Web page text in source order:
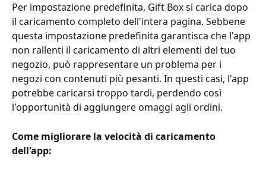
Per impostazione predefinita, Gift Box si carica dopo
il caricamento completo dell'intera pagina. Sebbene
questa impostazione predefinita garantisca che l'app
non rallenti il caricamento di altri elementi del tuo
negozio, può rappresentare un problema per i
negozi con contenuti più pesanti. In questi casi, l'app
potrebbe caricarsi troppo tardi, perdendo così
l'opportunità di aggiungere omaggi agli ordini.
Come migliorare la velocità di caricamento
dell'app: